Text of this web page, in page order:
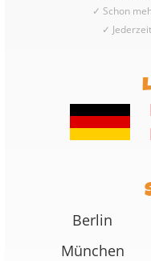
✓ Schon
✓
Berlin
München